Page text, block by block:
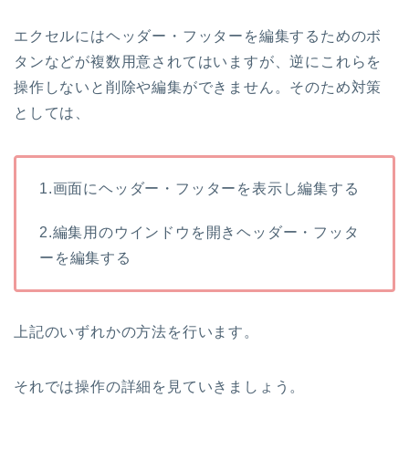
エクセルにはヘッダー・フッターを編集するためのボ
タンなどが複数用意されてはいますが、逆にこれらを
操作しないと削除や編集ができません。そのため対策
としては、
1.画面にヘッダー・フッターを表示し編集する
2.編集用のウインドウを開きヘッダー・フッタ
ーを編集する
上記のいずれかの方法を行います。
それでは操作の詳細を見ていきましょう。